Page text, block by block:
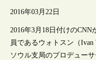
2016年03月22日
2016年3月18日付けのCNN
員であるウォトスン（Ivan
ソウル支局のプロデュー